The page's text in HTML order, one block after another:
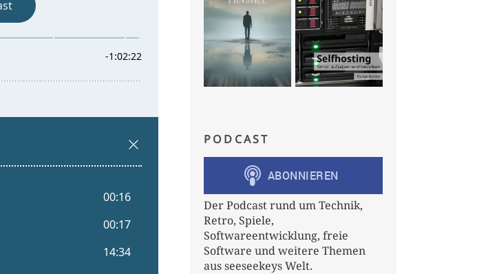
PODCAST
Der Podcast rund um Technik,
Retro, Spiele,
Softwareentwicklung, freie
Software und weitere Themen
aus seeseekeys Welt.